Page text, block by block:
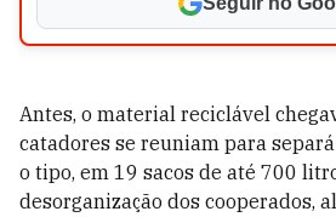
Antes, o material reciclável
catadores se reuniam para
o tipo, em 19 sacos de até 700
desorganização dos cooperados,